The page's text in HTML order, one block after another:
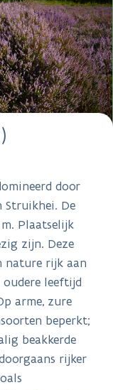
door
Struikhei. De
Plaatselijk
zijn. Deze
nature rijk aan
oudere leeftijd
arme, zure
beperkt;
beakkerde
rijker